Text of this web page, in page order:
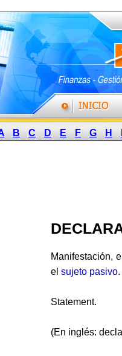
B C D E F G H
Manifestación,
el sujeto pasivo.
Statement.
(En inglés: